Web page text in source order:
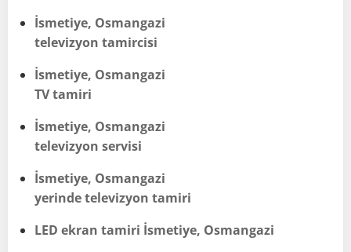
İsmetiye, Osmangazi
televizyon tamircisi
İsmetiye, Osmangazi
TV tamiri
İsmetiye, Osmangazi
televizyon servisi
İsmetiye, Osmangazi
yerinde televizyon tamiri
LED ekran tamiri İsmetiye, Osmangazi